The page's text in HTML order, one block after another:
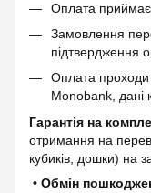
Оплата
Замовлення
підтвердження
Оплата
Monobank, дані
Гарантія на
отримання на
кубиків, дошки) на
• Обмін